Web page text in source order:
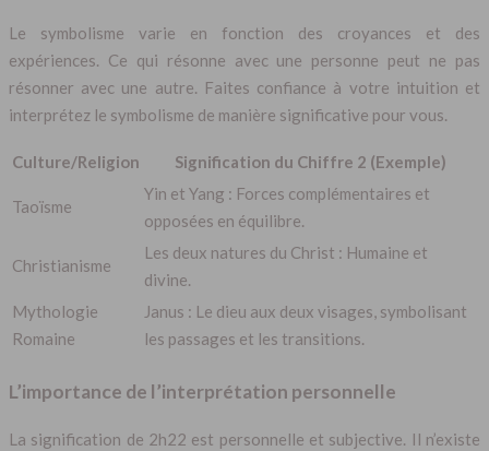
Le symbolisme varie en fonction des croyances et des
expériences. Ce qui résonne avec une personne peut ne pas
résonner avec une autre. Faites confiance à votre intuition et
interprétez le symbolisme de manière significative pour vous.
Culture/Religion Signification du Chiffre 2 (Exemple)
Taoïsme
Yin et Yang : Forces complémentaires et
opposées en équilibre.
Christianisme
Les deux natures du Christ : Humaine et
divine.
Mythologie
Romaine
Janus : Le dieu aux deux visages, symbolisant
les passages et les transitions.
L’importance de l’interprétation personnelle
La signification de 2h22 est personnelle et subjective. Il n’existe